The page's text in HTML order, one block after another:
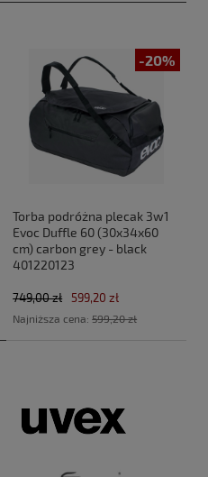
-20%
Torba podróżna plecak 3w1
Evoc Duffle 60 (30x34x60
cm) carbon grey - black
401220123
599,20 zł
749,00 zł
Najniższa cena:599,20 zł